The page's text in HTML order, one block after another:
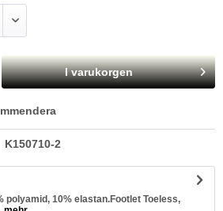
I varukorgen
K150710-2
polyamid, 10% elastan.Footlet Toeless,